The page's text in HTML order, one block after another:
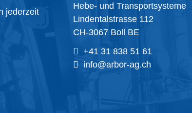
jederzeit
Hebe- und Transportsysteme
Lindentalstrasse 112
CH-3067 Boll BE
+41 31 838 51 61
info@arbor-ag.ch